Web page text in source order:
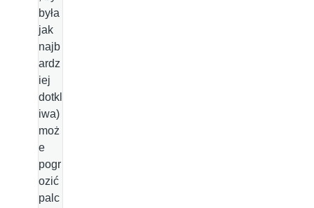
była
jak
najb
ardz
iej
dotkl
iwa)
moż
e
pogr
ozić
palc